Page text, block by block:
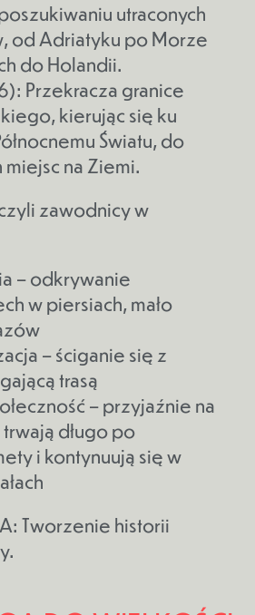
utraconych
od Adriatyku po Morze
do Holandii.
Przekracza granice
kierując się ku
Światu, do
na Ziemi.
zawodnicy w
– odkrywanie
w piersiach, mało
– ściganie się z
trasą
– przyjaźnie na
długo po
i kontynuują się w
Tworzenie historii